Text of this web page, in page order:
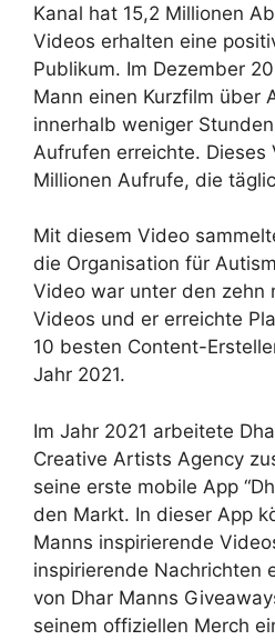
Kanal hat 15,2 Millionen
Videos erhalten eine
Publikum. Im Dezember
Mann einen Kurzfilm über
innerhalb weniger
Aufrufen erreichte. Dieses
Millionen Aufrufe, die
Mit diesem Video
die Organisation für
Video war unter den zehn
Videos und er erreichte
10 besten Content-
Jahr 2021.
Im Jahr 2021 arbeitete
Creative Artists Agency
seine erste mobile App
den Markt. In dieser App
Manns inspirierende
inspirierende Nachrichten
von Dhar Manns
seinem offiziellen Merch